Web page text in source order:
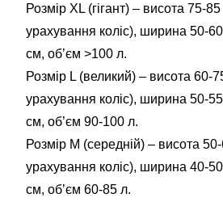
Розмір XL (гігант) – висота 75-
урахування коліс), ширина 50-
см, об’єм >100 л.
Розмір L (великий) – висота 60-
урахування коліс), ширина 50-
см, об’єм 90-100 л.
Розмір М (середній) – висота
урахування коліс), ширина 40-
см, об’єм 60-85 л.